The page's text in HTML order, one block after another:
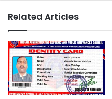
Related Articles